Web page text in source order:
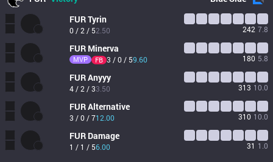
FURTyrin
0 / 2 / 52.50 242 7.8
FUR Minerva
MVP FB 3 / 0 / 59.60 180 5.8
FURAnyyy
4 / 2 / 33.50 313 10.0
FURAlternative
3 / 0 / 712.00 310 10.0
FUR Damage
1 / 1 / 56.00 31 1.0